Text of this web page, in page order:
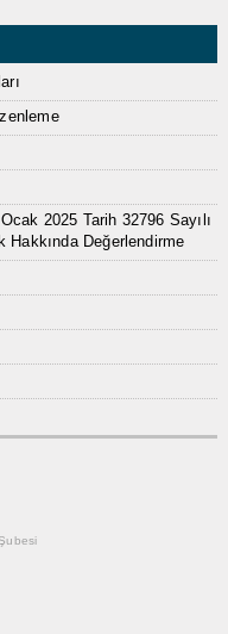
2025 Tarih 32796 Sayılı
Hakkında Değerlendirme